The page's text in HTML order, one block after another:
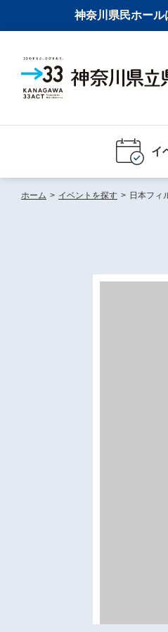
神奈川県民ホー
イ
ホーム > イベントを探す > 日本フ